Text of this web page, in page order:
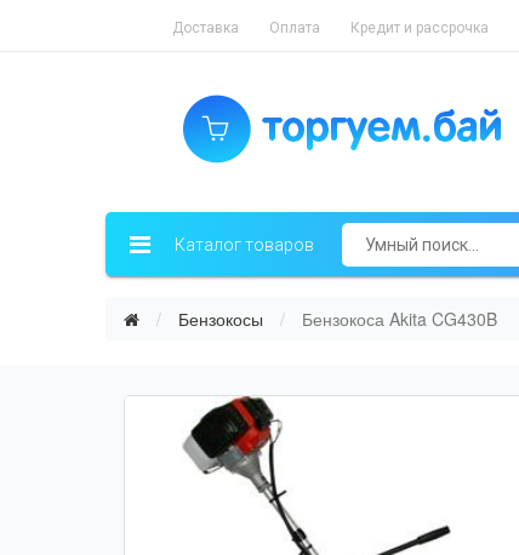
Доставка Оплата Кредит и рассрочка
Каталог товаров
Бензокосы Бензокоса Akita CG430B